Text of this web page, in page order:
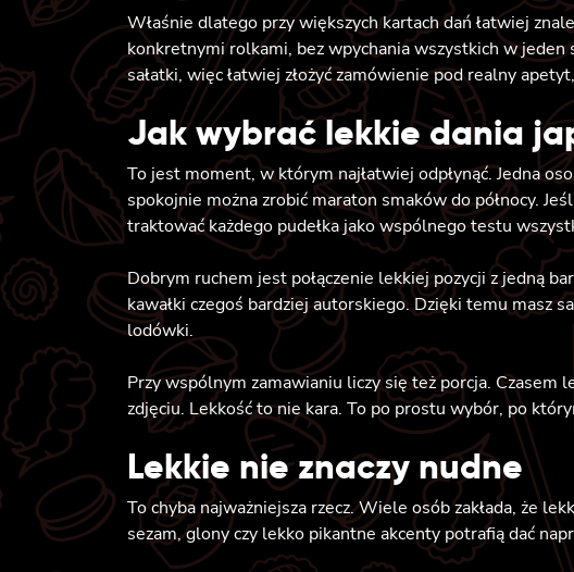
Właśnie dlatego przy większych kartach dań łatwiej
konkretnymi rolkami, bez wpychania wszystkich w
sałatki, więc łatwiej złożyć zamówienie pod realny
Jak wybrać lekkie dania
To jest moment, w którym najłatwiej odpłynąć. Jedna
spokojnie można zrobić maraton smaków do północy.
traktować każdego pudełka jako wspólnego testu
Dobrym ruchem jest połączenie lekkiej pozycji z jedną
kawałki czegoś bardziej autorskiego. Dzięki temu masz
lodówki.
Przy wspólnym zamawianiu liczy się też porcja. Czasem
zdjęciu. Lekkość to nie kara. To po prostu wybór, po
Lekkie nie znaczy nudne
To chyba najważniejsza rzecz. Wiele osób zakłada, że
sezam, glony czy lekko pikantne akcenty potrafią dać